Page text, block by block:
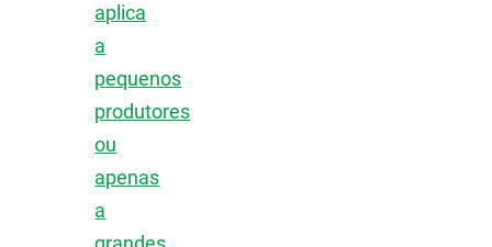
aplica
a
pequenos
produtores
ou
apenas
a